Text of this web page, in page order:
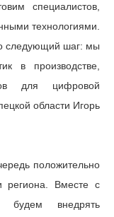
специалистов,
технологиями.
следующий шаг: мы
в производстве,
для цифровой
области Игорь
положительно
региона. Вместе с
будем внедрять